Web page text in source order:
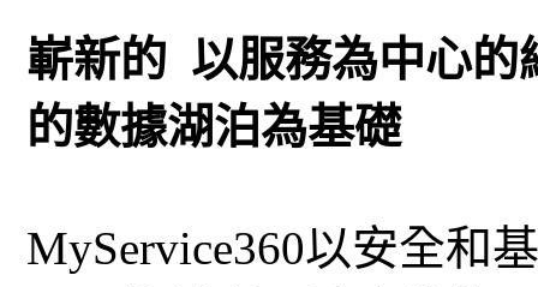
嶄新的 以服務為中心的
的數據湖泊為基礎
MyService360以安全和